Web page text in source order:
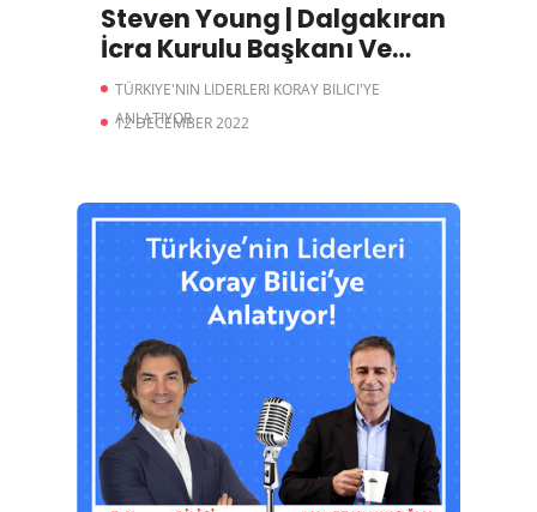
Steven Young | Dalgakıran
İcra Kurulu Başkanı Ve
Yönetim Kurulu Üyesi
TÜRKIYE'NIN LIDERLERI KORAY BILICI'YE
ANLATIYOR
12 DECEMBER 2022